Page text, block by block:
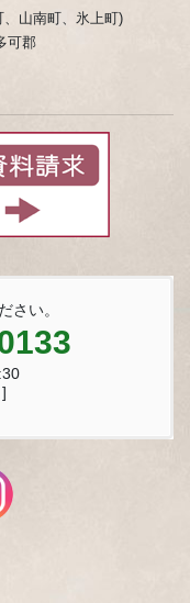
山南町、氷上町)
可郡
さい。